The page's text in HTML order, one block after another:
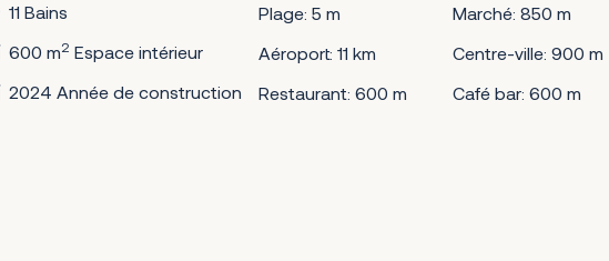
11 Bains
600 m2 Espace intérieur
2024 Année de construction
Plage: 5 m
Marché: 850 m
Aéroport: 11 km
Centre-ville: 900 m
Restaurant: 600 m
Café bar: 600 m